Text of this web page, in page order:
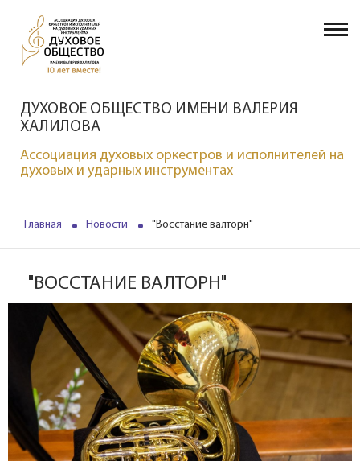
ДУХОВОЕ ОБЩЕСТВО ИМЕНИ ВАЛЕРИЯ
ХАЛИЛОВА
Ассоциация духовых оркестров и исполнителей на
духовых и ударных инструментах
Главная Новости "Восстание валторн"
"ВОССТАНИЕ ВАЛТОРН"